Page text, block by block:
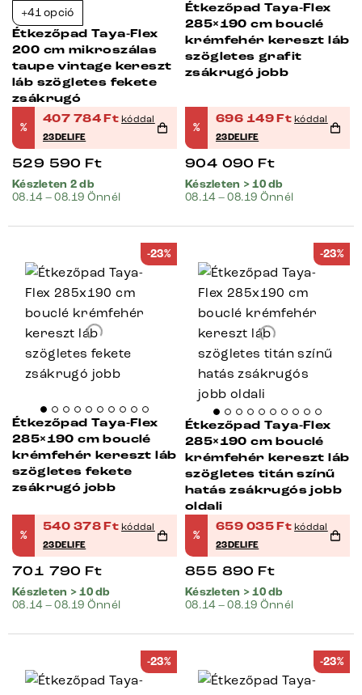
+41 opció
Étkezőpad Taya-Flex
200 cm mikroszálas
taupe vintage kereszt
láb szögletes fekete
zsákrugó
%
407 784Ft kóddal
23DELIFE
529 590 Ft
Készleten 2 db
08.14 – 08.19 Önnél
Étkezőpad Taya-Flex
285×190 cm bouclé
krémfehér kereszt láb
szögletes grafit
zsákrugó jobb
%
696 149Ft kóddal
23DELIFE
904 090 Ft
Készleten > 10 db
08.14 – 08.19 Önnél
-23%
Étkezőpad Taya-Flex
285×190 cm bouclé
krémfehér kereszt láb
szögletes fekete
zsákrugó jobb
%
540 378Ft kóddal
23DELIFE
701 790 Ft
Készleten > 10 db
08.14 – 08.19 Önnél
-23%
Étkezőpad Taya-Flex
285×190 cm bouclé
krémfehér kereszt láb
szögletes titán színű
hatás zsákrugós jobb
oldali
%
659 035Ft kóddal
23DELIFE
855 890 Ft
Készleten > 10 db
08.14 – 08.19 Önnél
-23% -23%